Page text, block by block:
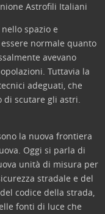
Astrofili Italiani
spazio e
normale quanto
avevano
Tuttavia la
adeguati, che
di scutare gli astri.
la nuova frontiera
Oggi si parla di
unità di misura per
stradale e del
codice della strada,
fonti di luce che